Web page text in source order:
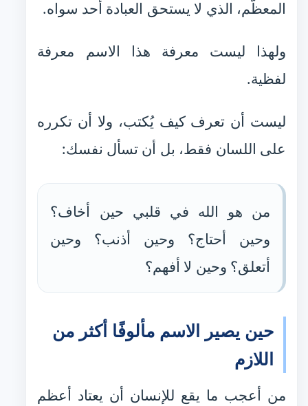
المعظّم، الذي لا يستحق العبادة أحد سواه.
ولهذا ليست معرفة هذا الاسم معرفة
لفظية.
ليست أن تعرف كيف يُكتب، ولا أن تكرره
على اللسان فقط، بل أن تسأل نفسك:
من هو الله في قلبي حين أخاف؟
وحين أحتاج؟ وحين أذنب؟ وحين
أتعلق؟ وحين لا أفهم؟
حين يصير الاسم مألوفًا أكثر من
اللازم
من أعجب ما يقع للإنسان أن يعتاد أعظم